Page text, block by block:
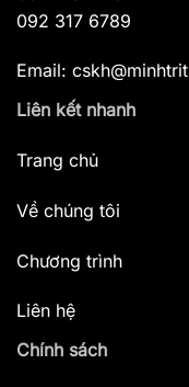
092 317 6789
Email:
Liên kết nhanh
Trang chủ
Về chúng tôi
Chương trình
Liên hệ
Chính sách